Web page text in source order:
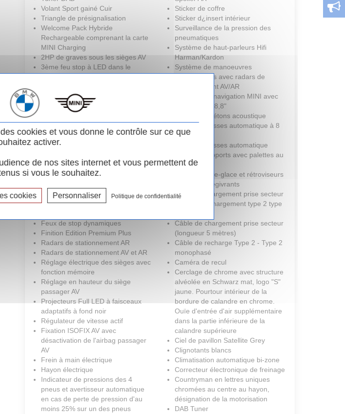
Volant Sport gainé Cuir
Triangle de présignalisation
Welcome Pack Hybride
Rechargeable comprenant la carte
MINI Charging
2HP de graves sous les sièges AV
3ème feu stop à LED dans le
coffre
4HP de médiums dans les portes
LED à l'AV/à l'AR (blanc)
Ecran tactile 8,8"
Embout d'echappement biseauté
en acier inoxydable poli
gauche, sans enjoliveur en chrome
Feux AR à LED avec design Union
Feux de stop dynamiques
Finition Edition Premium Plus
Radars de stationnement AR
Radars de stationnement AV et AR
Réglage électrique des sièges avec
fonction mémoire
Réglage en hauteur du siège
passager AV
Projecteurs Full LED à faisceaux
adaptatifs à fond noir
Régulateur de vitesse actif
Fixation ISOFIX AV avec
désactivation de l'airbag passager
AV
Frein à main électrique
Hayon électrique
Indicateur de pressions des 4
pneus et avertisseur automatique
en cas de perte de pression d'au
moins 25% sur un des pneus
Sticker de coffre
Sticker d¿insert intérieur
Surveillance de la pression des
pneumatiques
Système de haut-parleurs Hifi
Harman/Kardon
Système de manoeuvres
automatiques avec radars de
stationnement AV/AR
Système de navigation MINI avec
écran tactile 8,8"
Protection piétons acoustique
Boîte de vitesses automatique à 8
rapports
Boîte de vitesses automatique
Sport à 8 rapports avec palettes au
volant
Buses de lave-glace et rétroviseurs
extérieurs dégivrants
Cable de chargement prise secteur
+ câble de chargement type 2 type
Câble de chargement prise secteur
(longueur 5 mètres)
Câble de recharge Type 2 - Type 2
monophasé
Caméra de recul
Cerclage de chrome avec structure
alvéolée en Schwarz mat, logo "S"
jaune. Pourtour intérieur de la
bordure de calandre en chrome.
Ouïe d'entrée d'air supplémentaire
dans la partie inférieure de la
calandre supérieure
Ciel de pavillon Satellite Grey
Clignotants blancs
Climatisation automatique bi-zone
Correcteur électronique de freinage
Countryman en lettres uniques
chromées au centre au hayon,
désignation de la motorisation
DAB Tuner
cookies et vous donne le contrôle sur ce que
activer.
de nos sites internet et vous permettent de
si vous le souhaitez.
cookies Personnaliser Politique de confidentialité